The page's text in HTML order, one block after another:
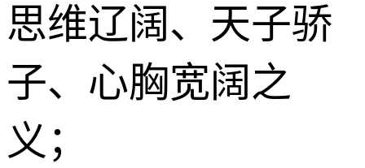
思维辽阔、天子骄
子、心胸宽阔之
义；